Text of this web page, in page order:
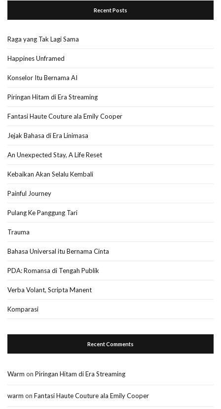
Recent Posts
Raga yang Tak Lagi Sama
Happines Unframed
Konselor Itu Bernama AI
Piringan Hitam di Era Streaming
Fantasi Haute Couture ala Emily Cooper
Jejak Bahasa di Era Linimasa
An Unexpected Stay, A Life Reset
Kebaikan Akan Selalu Kembali
Painful Journey
Pulang Ke Panggung Tari
Trauma
Bahasa Universal itu Bernama Cinta
PDA: Romansa di Tengah Publik
Verba Volant, Scripta Manent
Komparasi
Recent Comments
Warm on Piringan Hitam di Era Streaming
warm on Fantasi Haute Couture ala Emily Cooper